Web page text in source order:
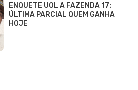
ENQUETE UOL A FAZENDA 17:
ÚLTIMA PARCIAL QUEM GANHA
HOJE